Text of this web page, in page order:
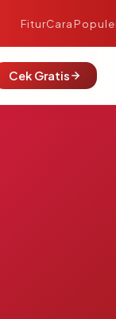
FiturCara
Cek Gratis